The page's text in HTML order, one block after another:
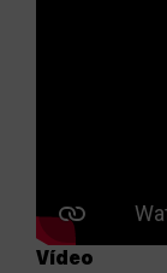
Vídeo